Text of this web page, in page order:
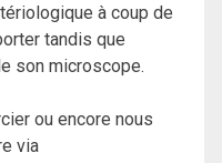
à coup de
tandis que
son microscope.
ou encore nous
via